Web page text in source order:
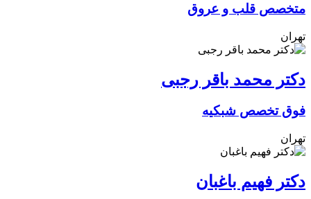
متخصص قلب و عروق
تهران
دکتر محمد باقر رجبی
فوق تخصص شبکیه
تهران
دکتر فهیم باغبان